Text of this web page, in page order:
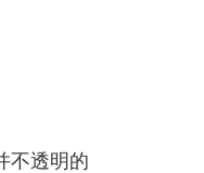
不透明的